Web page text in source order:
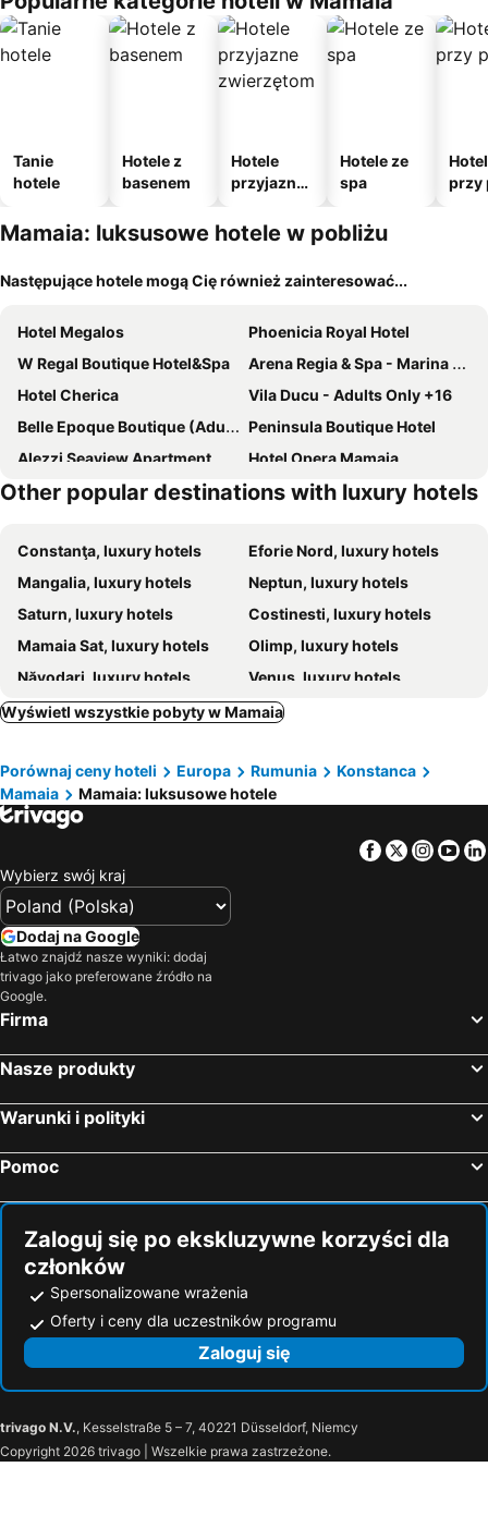
Tanie
hotele
Hotele z
basenem
Hotele
przyjazne
m
Hotele ze
spa
przy
Mamaia: luksusowe hotele w pobliżu
Następujące hotele mogą Cię również zainteresować...
Hotel Megalos
Phoenicia Royal Hotel
W Regal Boutique Hotel&Spa
Arena Regia & Spa - Marina Regia Residence
Hotel Cherica
Vila Ducu - Adults Only +16
Belle Epoque Boutique (Adult Only)
Peninsula Boutique Hotel
Alezzi Seaview Apartment
Hotel Opera Mamaia
Phoenicia Boutique Hotel - Adults Only
Vega
Other popular destinations with luxury hotels
Constanţa, luxury hotels
Eforie Nord, luxury hotels
Mangalia, luxury hotels
Neptun, luxury hotels
Saturn, luxury hotels
Costinesti, luxury hotels
Mamaia Sat, luxury hotels
Olimp, luxury hotels
Năvodari, luxury hotels
Venus, luxury hotels
Techirghiol, luxury hotels
Wyświetl wszystkie pobyty w Mamaia
Porównaj ceny hoteli Europa Rumunia
Konstanca
Mamaia
Mamaia: luksusowe hotele
Facebook
Twitter
Wybierz swój kraj
Dodaj na Google
Łatwo znajdź nasze wyniki: dodaj
trivago jako preferowane źródło na
Google.
Firma
Nasze produkty
Warunki i polityki
Pomoc
Zaloguj się po ekskluzywne korzyści dla
członków
Spersonalizowane wrażenia
Oferty i ceny dla uczestników programu
Zaloguj się
trivago N.V., Kesselstraße 5 – 7, 40221 Düsseldorf, Niemcy
Copyright 2026 trivago | Wszelkie prawa zastrzeżone.